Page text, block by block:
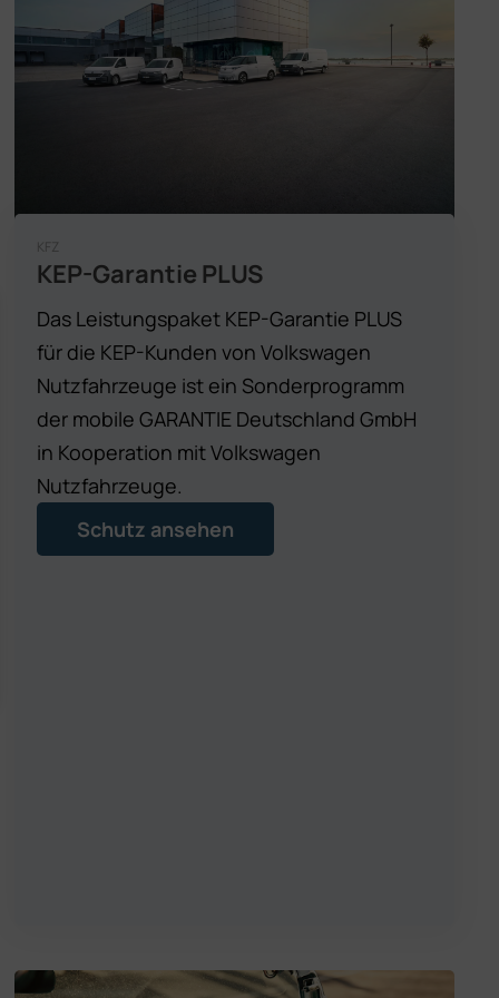
KFZ
KEP-Garantie PLUS
Das Leistungspaket KEP-Garantie PLUS
für die KEP-Kunden von Volkswagen
Nutzfahrzeuge ist ein Sonderprogramm
der mobile GARANTIE Deutschland GmbH
in Kooperation mit Volkswagen
Nutzfahrzeuge.
Schutz ansehen